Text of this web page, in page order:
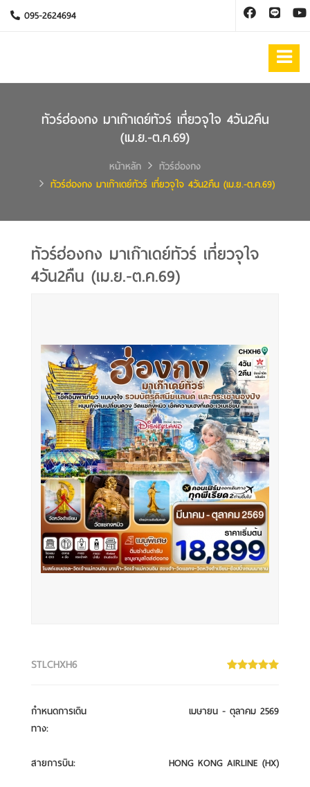
095-2624694
ทัวร์ฮ่องกง มาเก๊าเดย์ทัวร์ เที่ยวจุใจ 4วัน2คืน
(เม.ย.-ต.ค.69)
หน้าหลัก
ทัวร์ฮ่องกง
ทัวร์ฮ่องกง มาเก๊าเดย์ทัวร์ เที่ยวจุใจ 4วัน2คืน (เม.ย.-ต.ค.69)
ทัวร์ฮ่องกง มาเก๊าเดย์ทัวร์ เที่ยวจุใจ
4วัน2คืน (เม.ย.-ต.ค.69)
STLCHXH6
กำหนดการเดิน
ทาง:
เมษายน - ตุลาคม 2569
สายการบิน: HONG KONG AIRLINE (HX)